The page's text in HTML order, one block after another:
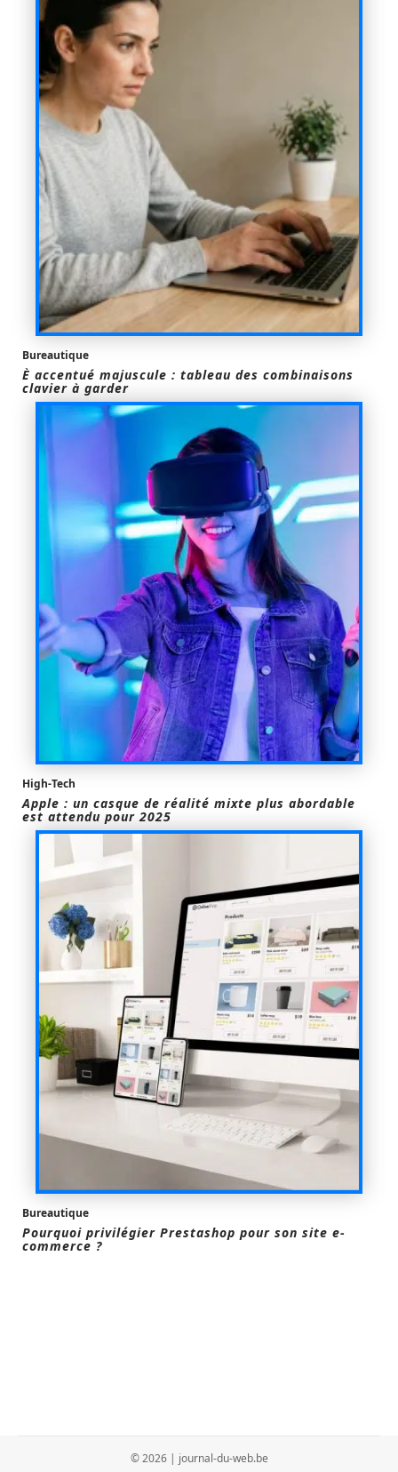
Bureautique
È accentué majuscule : tableau des combinaisons
clavier à garder
High-Tech
Apple : un casque de réalité mixte plus abordable
est attendu pour 2025
Bureautique
Pourquoi privilégier Prestashop pour son site e-
commerce ?
© 2026 | journal-du-web.be